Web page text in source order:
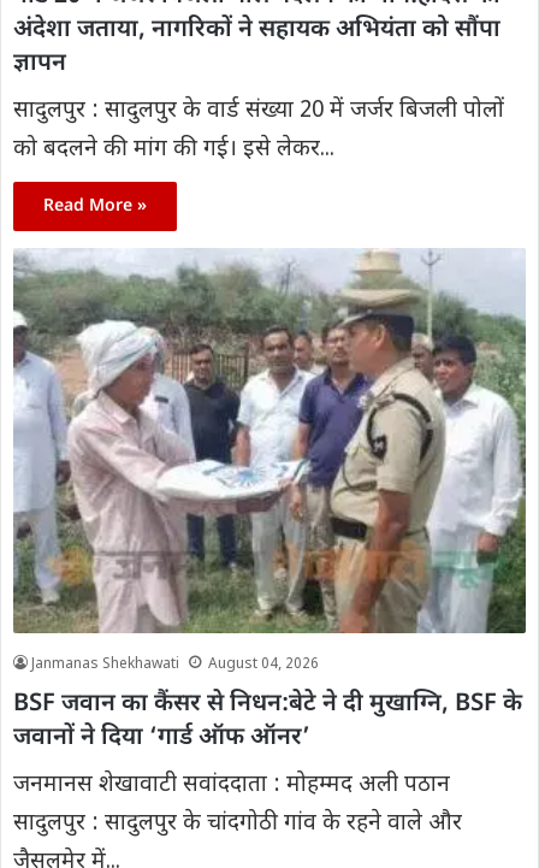
अंदेशा जताया, नागरिकों ने सहायक अभियंता को सौंपा
ज्ञापन
सादुलपुर : सादुलपुर के वार्ड संख्या 20 में जर्जर बिजली पोलों
को बदलने की मांग की गई। इसे लेकर...
Read More »
Janmanas Shekhawati August 04, 2026
BSF जवान का कैंसर से निधन:बेटे ने दी मुखाग्नि, BSF के
जवानों ने दिया ‘गार्ड ऑफ ऑनर’
जनमानस शेखावाटी सवांददाता : मोहम्मद अली पठान
सादुलपुर : सादुलपुर के चांदगोठी गांव के रहने वाले और
जैसलमेर में...